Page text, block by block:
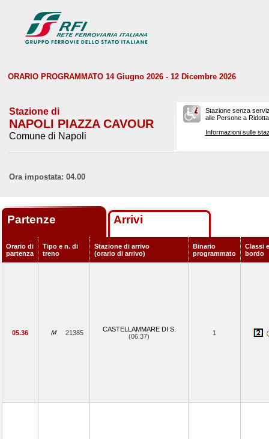
ORARIO PROGRAMMATO 14 Giugno 2026 - 12 Dicembre 2026
Stazione di
NAPOLI PIAZZA CAVOUR
Comune di Napoli
Stazione senza
alle Persone a
Informazioni sulle
Ora impostata: 04.00
Partenze Arrivi
Orario di
partenza
Tipo e n. di
treno
Stazione di arrivo
(orario di arrivo)
Binario
programmato
Classi
bordo
05.36 21385
CASTELLAMMARE DI S.
(06.37)
1